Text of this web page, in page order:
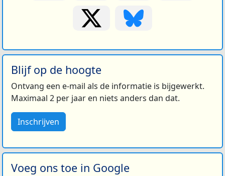
Blijf op de hoogte
Ontvang een e-mail als de informatie is bijgewerkt.
Maximaal 2 per jaar en niets anders dan dat.
Inschrijven
Voeg ons toe in Google